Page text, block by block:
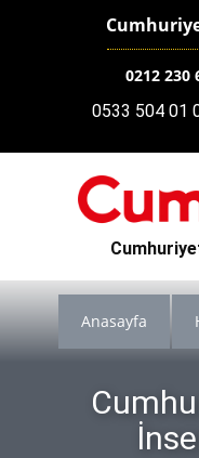
0533 504 01
0212 230
Anasayfa